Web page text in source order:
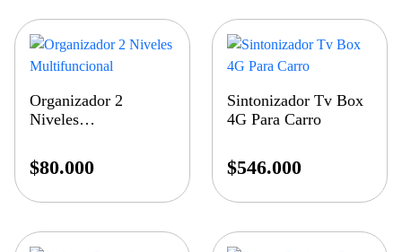
Organizador 2
Niveles
$80.000
Sintonizador Tv Box
4G Para Carro
$546.000